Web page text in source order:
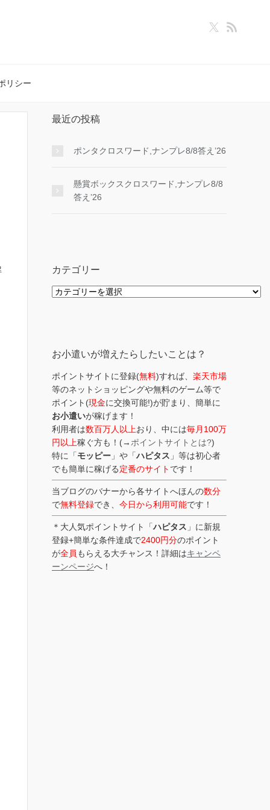
リシー
最近の投稿
ポンタクロスワード,ナンプレ8/8答え’26
懸賞ボックスクロスワード,ナンプレ8/8
答え’26
カテゴリー
カ
お小遣いが増えたらしたいことは？
ポイントサイトに登録(無料)すれば、 楽天市場
等のネットショッピングや無料のゲーム等で
ポイント(現金に交換可能!)が貯まり、簡単に
お小遣いが稼げます！
利用者は数百万人以上おり、中には毎月100万
円以上稼ぐ方も！(→ ポイントサイトとは?)
特に「モッピー 」や「ハピタス 」等は初心者
でも簡単に稼げる定番のサイト です！
当ブログのバナーから各サイトへほんの数分
で無料登録でき、 今日から利用可能です！
＊大人気ポイントサイト「ハピタス 」に新規
登録+簡単な条件達成で2400円分のポイント
が全員 もらえる大チャンス！詳細はキャンペ
ーンページへ！